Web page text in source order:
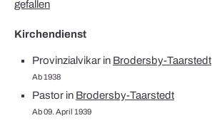
gefallen
Kirchendienst
Provinzialvikar in Brodersby-Taarstedt
Ab 1938
Pastor in Brodersby-Taarstedt
Ab 09. April 1939